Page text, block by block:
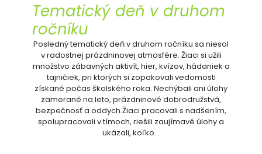
Tematický deň v druhom
ročníku
Posledný tematický deň v druhom ročníku sa niesol
v radostnej prázdninovej atmosfére. Žiaci si užili
množstvo zábavných aktivít, hier, kvízov, hádaniek a
tajničiek, pri ktorých si zopakovali vedomosti
získané počas školského roka. Nechýbali ani úlohy
zamerané na leto, prázdninové dobrodružstvá,
bezpečnosť a oddych.Žiaci pracovali s nadšením,
spolupracovali v tímoch, riešili zaujímavé úlohy a
ukázali, koľko…